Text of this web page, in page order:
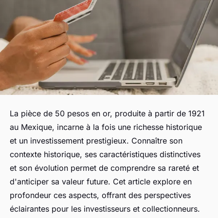
La pièce de 50 pesos en or, produite à partir de 1921
au Mexique, incarne à la fois une richesse historique
et un investissement prestigieux. Connaître son
contexte historique, ses caractéristiques distinctives
et son évolution permet de comprendre sa rareté et
d'anticiper sa valeur future. Cet article explore en
profondeur ces aspects, offrant des perspectives
éclairantes pour les investisseurs et collectionneurs.